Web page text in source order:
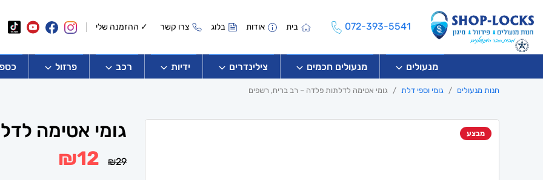
072-393-5541 בית אודות בלוג צרו קשר ✓ ההזמנה שלי
מנעולים מנעולים חכמים צילינדרים ידיות רכב פרזול
חנות מנעולים גומי וספי דלת גומי אטימה לדלתות פלדה – רב בריח, רשפים
מבצע גומי אטימה
₪29
המחיר
המקורי ₪12